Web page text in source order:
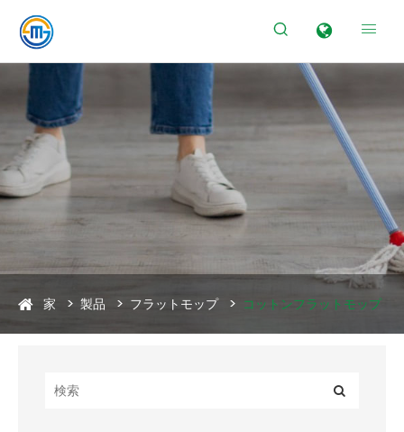
 
家 製品 フラットモップ コットンフラットモップ